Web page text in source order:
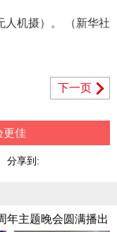
人机摄）。 （新华社
下一页
更佳
分享到:
年主题晚会圆满播出